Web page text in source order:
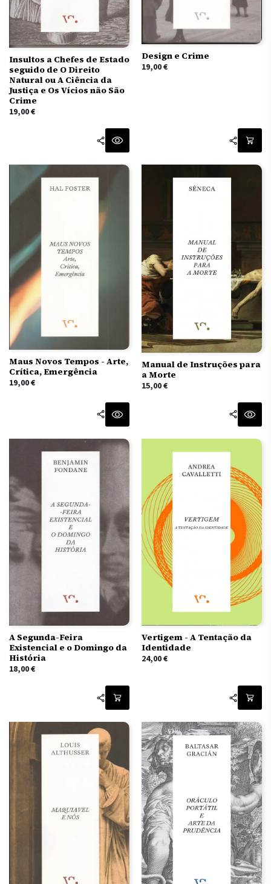
Insultos a Chefes de Estado
seguido de O Direito
Natural ou A Ciência da
Justiça e Os Vícios não São
Crime
19,00€
Design e Crime
19,00€
Maus Novos Tempos - Arte,
Crítica, Emergência
19,00€
Manual de Instruções para
a Morte
15,00€
A Segunda-Feira
Existencial e o Domingo da
História
18,00€
Vertigem - A Tentação da
Identidade
24,00€